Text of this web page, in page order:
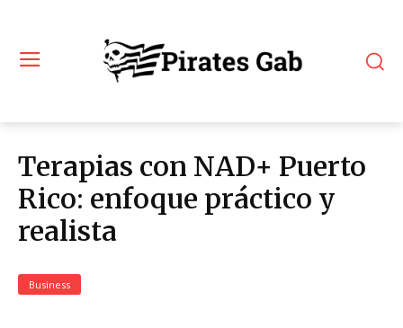
Terapias con NAD+ Puerto
Rico: enfoque práctico y
realista
Business